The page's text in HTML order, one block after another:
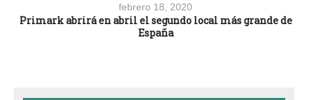
febrero 18, 2020
Primark abrirá en abril el segundo local más grande de
España